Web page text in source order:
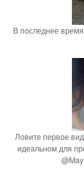
В последнее
Ловите первое
идеальном для